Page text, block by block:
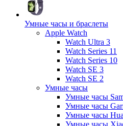
Умные часы и браслеты
Apple Watch
Watch Ultra 3
Watch Series 11
Watch Series 10
Watch SE 3
Watch SE 2
Умные часы
Умные часы
Умные часы
Умные часы
Умные часы